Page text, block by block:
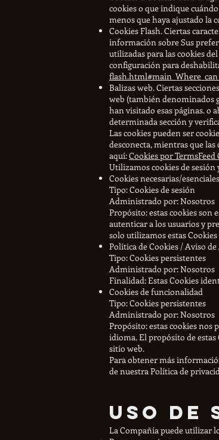
cookies o que indique
menos que haya ajustado la
Cookies Flash. Ciertas
información sobre Sus
utilizadas para las cookies
configuración para
Balizas web. Ciertas
web (también denominados
han visitado esas páginas. o
determinada sección y
Las cookies pueden ser
desconecta, mientras que
aquí:Cookies por
Utilizamos cookies de
Cookies necesarias/esenciales
Tipo: Cookies de sesión
Administrado por: Nosotros
Propósito: estas cookies son
autenticar a los usuarios y
solo utilizamos estas
Política de Cookies / Aviso
Tipo: Cookies persistentes
Administrado por: Nosotros
Finalidad: Estas Cookies
Cookies de funcionalidad
Tipo: Cookies persistentes
Administrado por: Nosotros
Propósito: estas cookies nos
idioma. El propósito de estas
sitio web.
Para obtener más
de nuestra Política de
Uso de
La Compañía puede utilizar